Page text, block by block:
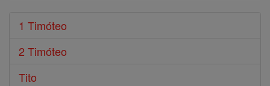
1 Timóteo
2 Timóteo
Tito